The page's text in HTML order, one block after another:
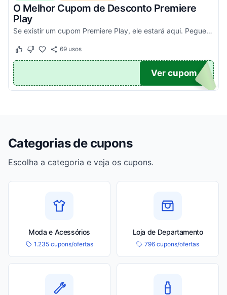
O Melhor Cupom de Desconto Premiere
Play
Se existir um cupom Premiere Play, ele estará aqui. Pegue seu código promocional e confira agora!
Este cupom funcionou
Este cupom não funcionou
69usos
TICO
Ver cupom
Categorias de cupons
Escolha a categoria e veja os cupons.
Moda e Acessórios
1.235 cupons/ofertas
Loja de Departamento
796 cupons/ofertas